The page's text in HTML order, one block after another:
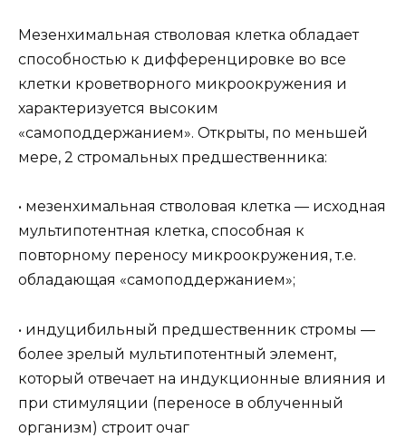
Мезенхимальная стволовая клетка обладает
способностью к дифференцировке во все
клетки кроветворного микроокружения и
характеризуется высоким
«самоподдержанием». Открыты, по меньшей
мере, 2 стромальных предшественника:
• мезенхимальная стволовая клетка — исходная
мультипотентная клетка, способная к
повторному переносу микроокружения, т.е.
обладающая «самоподдержанием»;
• индуцибильный предшественник стромы —
более зрелый мультипотентный элемент,
который отвечает на индукционные влияния и
при стимуляции (переносе в облученный
организм) строит очаг